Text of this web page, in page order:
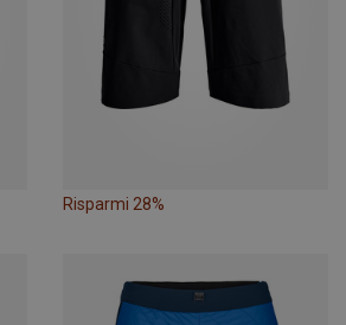
Risparmi 28%